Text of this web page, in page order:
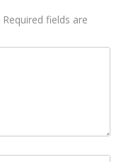
Required fields are